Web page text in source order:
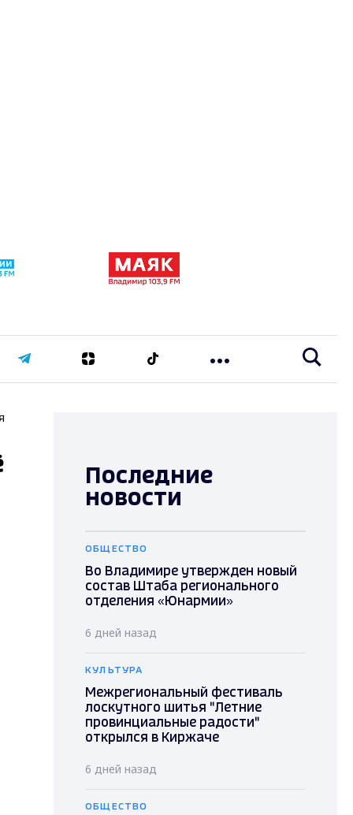
Последние
новости
ОБЩЕСТВО
Во Владимире утвержден новый
состав Штаба регионального
отделения «Юнармии»
6 дней назад
КУЛЬТУРА
Межрегиональный фестиваль
лоскутного шитья "Летние
провинциальные радости"
открылся в Киржаче
6 дней назад
ОБЩЕСТВО